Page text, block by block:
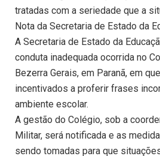
tratadas com a seriedade que a
Nota da Secretaria de Estado da
A Secretaria de Estado da
conduta inadequada ocorrida no
Bezerra Gerais, em Paranã, em
incentivados a proferir frases
ambiente escolar.
A gestão do Colégio, sob a
Militar, será notificada e as
sendo tomadas para que